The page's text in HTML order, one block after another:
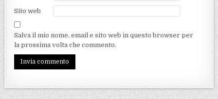
Sito web
Salva il mio nome, email e sito web in questo browser per
la prossima volta che commento.